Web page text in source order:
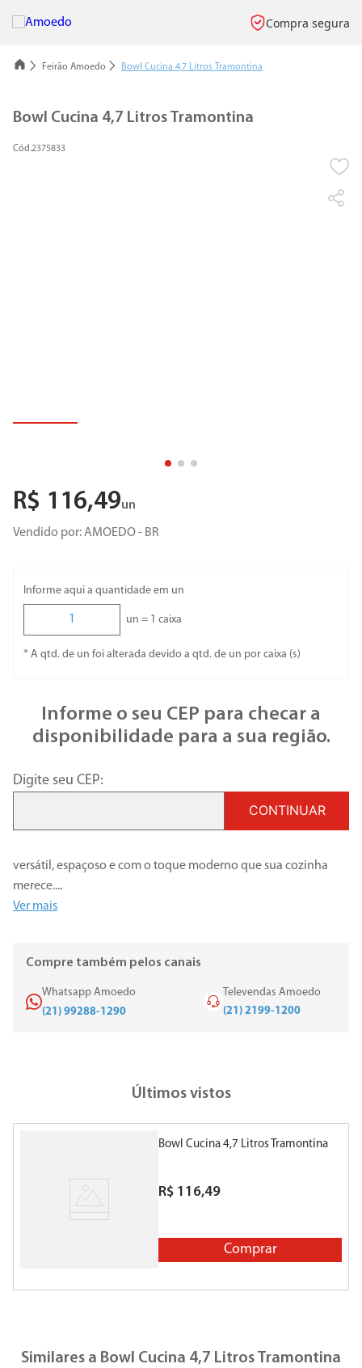
Compra segura
Feirão Amoedo Bowl Cucina 4,7 Litros Tramontina
Bowl Cucina 4,7 Litros Tramontina
2375833
R$ 116,49un
Vendido por:AMOEDO - BR
Informe aqui a quantidade em un
un = 1 caixa
* A qtd. de un foi alterada devido a qtd. de un por caixa (s)
Informe o seu CEP para checar a
disponibilidade para a sua região.
Digite seu CEP:
CONTINUAR
versátil, espaçoso e com o toque moderno que sua cozinha
merece....
Ver mais
Compre também pelos canais
Whatsapp Amoedo
(21) 99288-1290
Televendas Amoedo
(21) 2199-1200
Últimos vistos
Bowl Cucina 4,7 Litros Tramontina
R$ 116,49
Comprar
Similares a Bowl Cucina 4,7 Litros Tramontina